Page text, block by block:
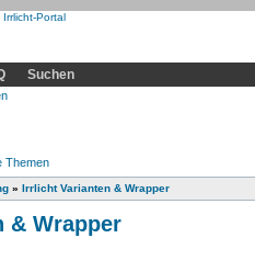
Suchen
Themen
» Irrlicht Varianten & Wrapper
& Wrapper